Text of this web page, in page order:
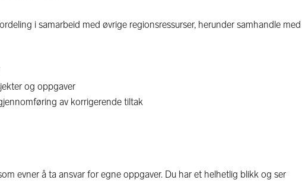
i samarbeid med øvrige regionsressurser, herunder samhandle med
og oppgaver
av korrigerende tiltak
evner å ta ansvar for egne oppgaver. Du har et helhetlig blikk og ser